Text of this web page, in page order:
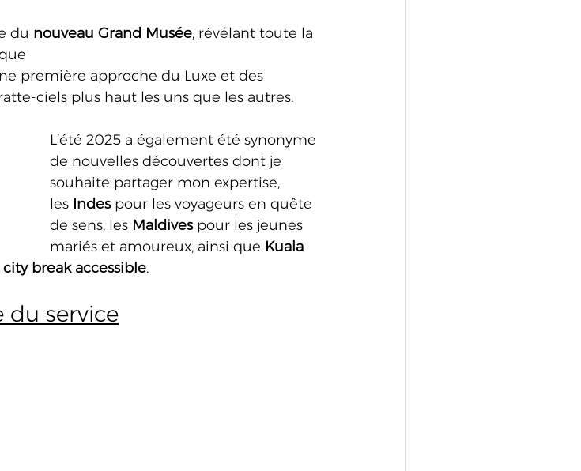
du nouveau Grand Musée, révélant toute la
première approche du Luxe et des
ciels plus haut les uns que les autres.
L’été 2025 a également été synonyme
de nouvelles découvertes dont je
souhaite partager mon expertise,
les Indes pour les voyageurs en quête
de sens, les Maldives pour les jeunes
mariés et amoureux, ainsi que Kuala
city break accessible.
du service